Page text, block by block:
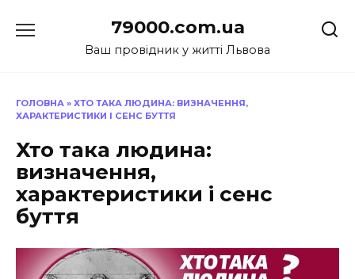
до
79000.com.ua
Ваш провідник у житті Львова
ГОЛОВНА » ХТО ТАКА ЛЮДИНА: ВИЗНАЧЕННЯ,
ХАРАКТЕРИСТИКИ І СЕНС БУТТЯ
Хто така людина:
визначення,
характеристики і сенс
буття